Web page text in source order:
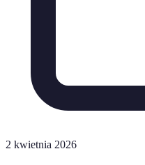
2 kwietnia 2026